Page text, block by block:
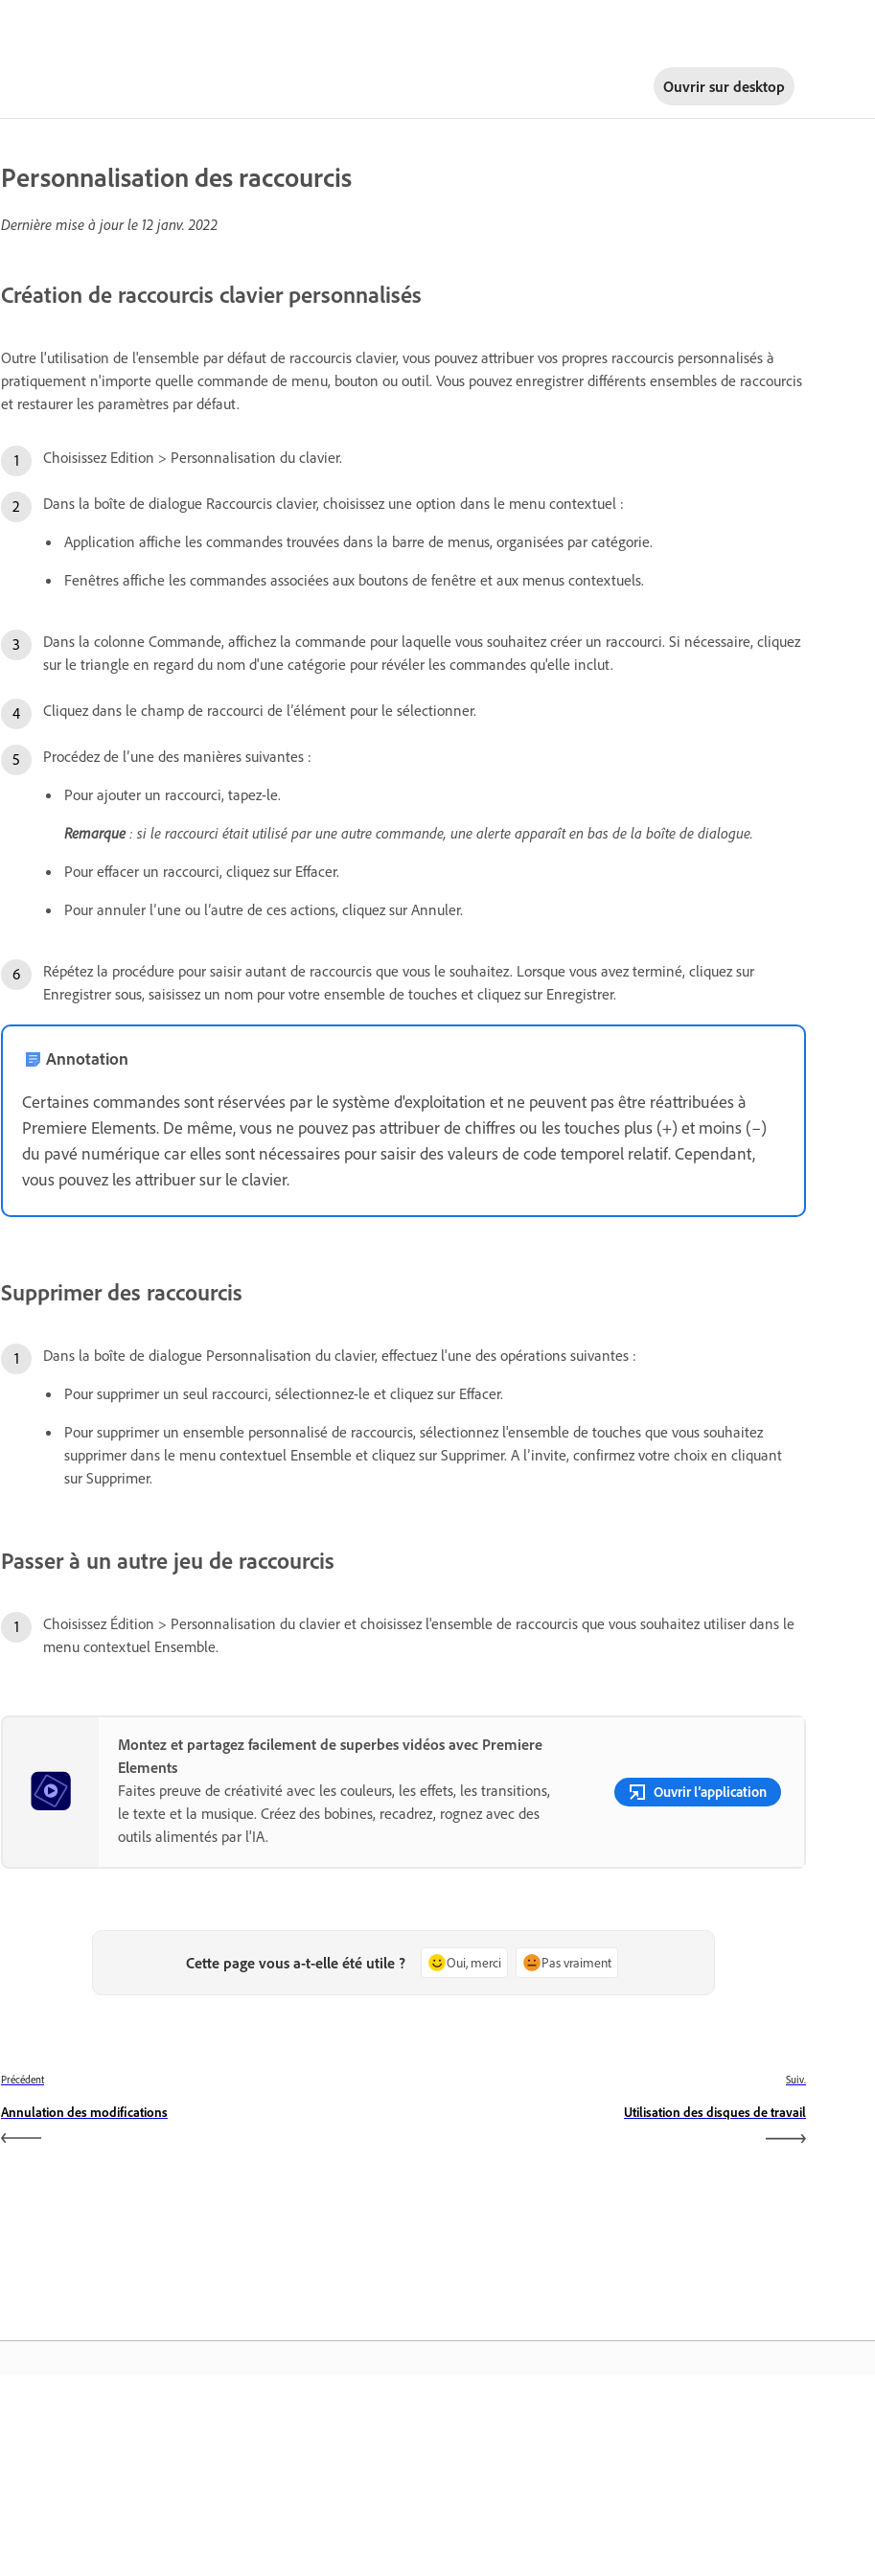
Ouvrir sur desktop
Personnalisation des raccourcis
Dernière mise à jour le 12 janv. 2022
Création de raccourcis clavier personnalisés
Outre l'utilisation de l'ensemble par défaut de raccourcis clavier, vous pouvez attribuer vos propres raccourcis personnalisés à
pratiquement n'importe quelle commande de menu, bouton ou outil. Vous pouvez enregistrer différents ensembles de raccourcis
et restaurer les paramètres par défaut.
Choisissez Edition > Personnalisation du clavier.
Dans la boîte de dialogue Raccourcis clavier, choisissez une option dans le menu contextuel :
Application affiche les commandes trouvées dans la barre de menus, organisées par catégorie.
Fenêtres affiche les commandes associées aux boutons de fenêtre et aux menus contextuels.
Dans la colonne Commande, affichez la commande pour laquelle vous souhaitez créer un raccourci. Si nécessaire, cliquez
sur le triangle en regard du nom d'une catégorie pour révéler les commandes qu'elle inclut.
Cliquez dans le champ de raccourci de l’élément pour le sélectionner.
Procédez de l’une des manières suivantes :
Pour ajouter un raccourci, tapez-le.
Remarque: si le raccourci était utilisé par une autre commande, une alerte apparaît en bas de la boîte de dialogue.
Pour effacer un raccourci, cliquez sur Effacer.
Pour annuler l’une ou l’autre de ces actions, cliquez sur Annuler.
Répétez la procédure pour saisir autant de raccourcis que vous le souhaitez. Lorsque vous avez terminé, cliquez sur
Enregistrer sous, saisissez un nom pour votre ensemble de touches et cliquez sur Enregistrer.
Annotation
Certaines commandes sont réservées par le système d'exploitation et ne peuvent pas être réattribuées à
Premiere Elements. De même, vous ne pouvez pas attribuer de chiffres ou les touches plus (+) et moins (–)
du pavé numérique car elles sont nécessaires pour saisir des valeurs de code temporel relatif. Cependant,
vous pouvez les attribuer sur le clavier.
Supprimer des raccourcis
Dans la boîte de dialogue Personnalisation du clavier, effectuez l'une des opérations suivantes :
Pour supprimer un seul raccourci, sélectionnez-le et cliquez sur Effacer.
Pour supprimer un ensemble personnalisé de raccourcis, sélectionnez l'ensemble de touches que vous souhaitez
supprimer dans le menu contextuel Ensemble et cliquez sur Supprimer. A l’invite, confirmez votre choix en cliquant
sur Supprimer.
Passer à un autre jeu de raccourcis
Choisissez Édition > Personnalisation du clavier et choisissez l'ensemble de raccourcis que vous souhaitez utiliser dans le
menu contextuel Ensemble.
Montez et partagez facilement de superbes vidéos avec Premiere
Elements
Faites preuve de créativité avec les couleurs, les effets, les transitions,
le texte et la musique. Créez des bobines, recadrez, rognez avec des
outils alimentés par l'IA.
Ouvrir l’application
Cette page vous a-t-elle été utile ? Oui, merci Pas vraiment
Précédent
Annulation des modifications
Suiv.
Utilisation des disques de travail